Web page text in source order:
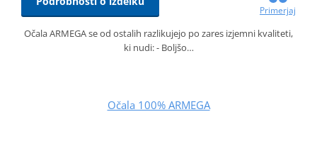
Primerjaj
Očala ARMEGA se od ostalih razlikujejo po zares izjemni kvaliteti,
ki nudi: - Boljšo…
Očala 100% ARMEGA